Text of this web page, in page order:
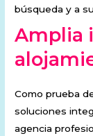
búsqueda y a
Amplia
Como prueba
soluciones
agencia